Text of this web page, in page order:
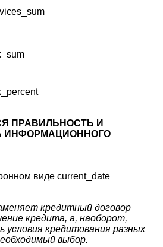
ПРАВИЛЬНОСТЬ И
ИНФОРМАЦИОННОГО
виде current_date
кредитный договор
кредита, а, наоборот,
условия кредитования разных
выбор.